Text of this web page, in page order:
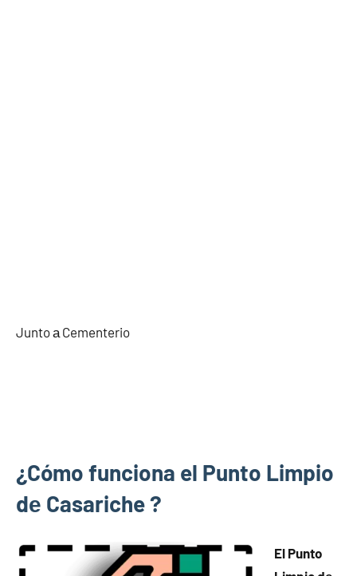
Junto а Cementerio
¿Cómo funciona el Punto Limpio
dе Casariche ?
El Punto